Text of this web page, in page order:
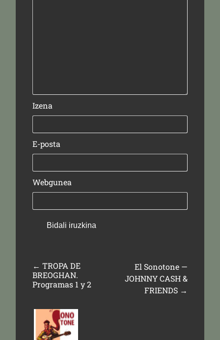
Izena
E-posta
Webgunea
← TROPA DE
BREOGHAN.
Programas 1 y 2
El Sonotone —
JOHNNY CASH &
FRIENDS →